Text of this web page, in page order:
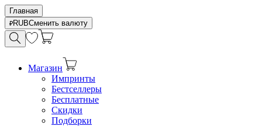
Главная
RUBСменить валюту
Магазин
Импринты
Бестселлеры
Бесплатные
Скидки
Подборки